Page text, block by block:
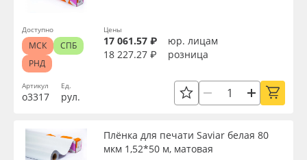
Артикул
о3317
Ед.
рул.
Цены
17 061.57 ₽
юр. лицам
18 227.27 ₽
розница
Доступно
МСК
СПБ
РНД
Плёнка для печати Saviar белая 80
мкм 1,52*50 м, матовая